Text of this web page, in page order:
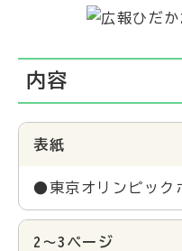
内容
表紙
●東京オリンピック
2～3ページ